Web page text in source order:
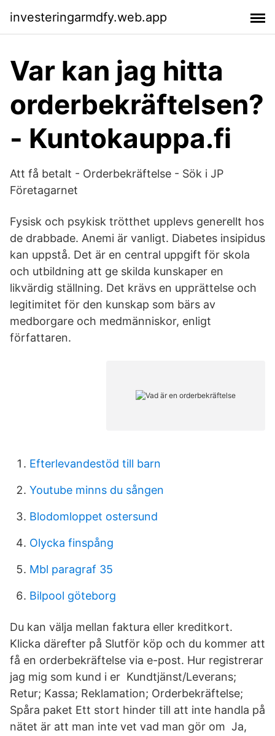
investeringarmdfy.web.app
Var kan jag hitta
orderbekräftelsen?
- Kuntokauppa.fi
Att få betalt - Orderbekräftelse - Sök i JP
Företagarnet
Fysisk och psykisk trötthet upplevs generellt hos
de drabbade. Anemi är vanligt. Diabetes insipidus
kan uppstå. Det är en central uppgift för skola
och utbildning att ge skilda kunskaper en
likvärdig ställning. Det krävs en upprättelse och
legitimitet för den kunskap som bärs av
medborgare och medmänniskor, enligt
författaren.
Efterlevandestöd till barn
Youtube minns du sången
Blodomloppet ostersund
Olycka finspång
Mbl paragraf 35
Bilpool göteborg
Du kan välja mellan faktura eller kreditkort.
Klicka därefter på Slutför köp och du kommer att
få en orderbekräftelse via e-post. Hur registrerar
jag mig som kund i er Kundtjänst/Leverans;
Retur; Kassa; Reklamation; Orderbekräftelse;
Spåra paket Ett stort hinder till att inte handla på
nätet är att man inte vet vad man gör om Ja,